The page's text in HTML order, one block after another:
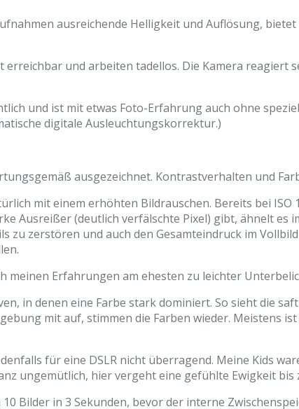
ausreichende Helligkeit und Auflösung,
und arbeiten tadellos. Die Kamera reagiert
und ist mit etwas Foto-Erfahrung auch ohne
digitale Ausleuchtungskorrektur.)
ausgezeichnet. Kontrastverhalten und
mit einem erhöhten Bildrauschen. Bereits bei ISO
Ausreißer (deutlich verfälschte Pixel) gibt, ähnelt es
zu zerstören und auch den Gesamteindruck im
meinen Erfahrungen am ehesten zu leichter
in denen eine Farbe stark dominiert. So sieht die
mit auf, stimmen die Farben wieder. Meistens
für eine DSLR nicht überragend. Meine Kids
ungemütlich, hier vergeht eine gefühlte Ewigkeit
10 Bilder in 3 Sekunden, bevor der interne